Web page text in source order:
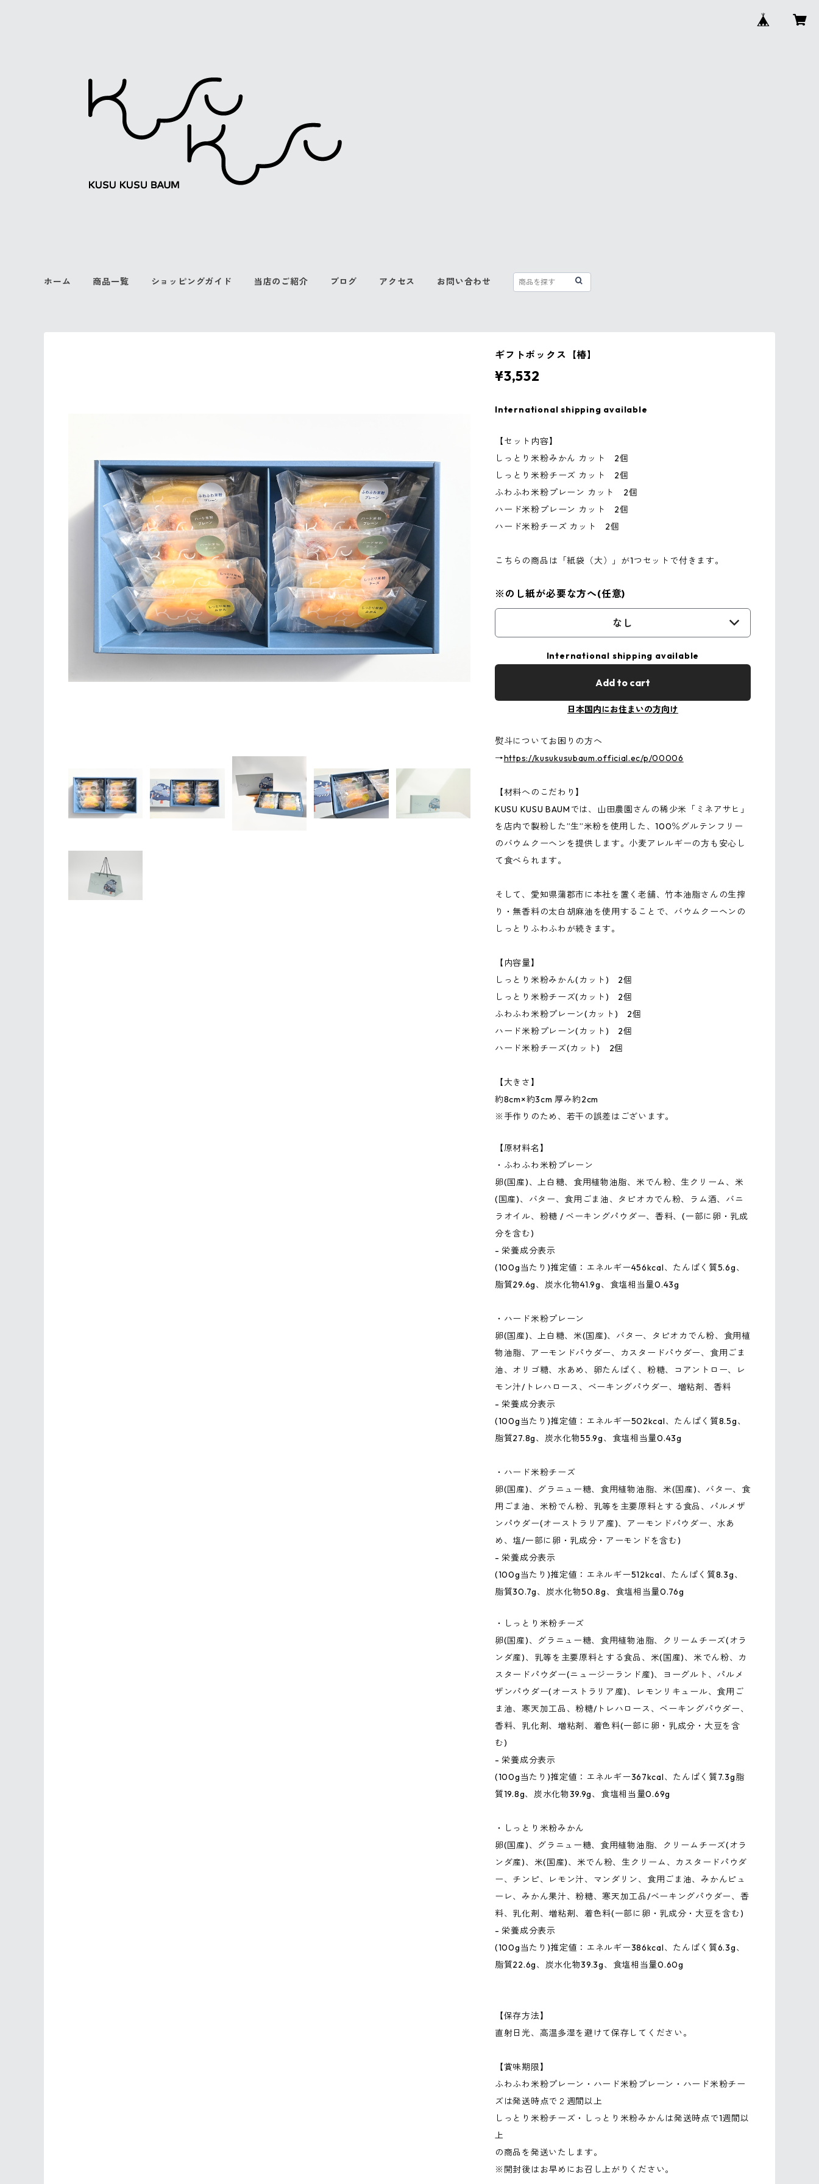
ホーム 商品一覧 ショッピングガイド 当店のご紹介 ブログ アクセス お問い合わせ
ギフトボックス【椿】
¥3,532
International shipping available
【セット内容】
しっとり米粉みかん カット 2個
しっとり米粉チーズ カット 2個
ふわふわ米粉プレーン カット 2個
ハード米粉プレーン カット 2個
ハード米粉チーズ カット 2個
こちらの商品は「紙袋（大）」が1つセットで付きます。
※のし紙が必要な方へ(任意)
なし
International shipping available
Add to cart
日本国内にお住まいの方向け
熨斗についてお困りの方へ
→https://kusukusubaum.official.ec/p/00006
【材料へのこだわり】
KUSU KUSU BAUMでは、山田農園さんの稀少米「ミネアサヒ」
を店内で製粉した”生”米粉を使用した、100％グルテンフリー
のバウムクーヘンを提供します。小麦アレルギーの方も安心し
て食べられます。
そして、愛知県蒲郡市に本社を置く老舗、竹本油脂さんの生搾
り・無香料の太白胡麻油を使用することで、バウムクーヘンの
しっとりふわふわが続きます。
【内容量】
しっとり米粉みかん(カット) 2個
しっとり米粉チーズ(カット) 2個
ふわふわ米粉プレーン(カット) 2個
ハード米粉プレーン(カット) 2個
ハード米粉チーズ(カット) 2個
【大きさ】
約8cm×約3cm 厚み約2cm
※手作りのため、若干の誤差はございます。
【原材料名】
・ふわふわ米粉プレーン
卵(国産)、上白糖、食用植物油脂、米でん粉、生クリーム、米
(国産)、バター、食用ごま油、タピオカでん粉、ラム酒、バニ
ラオイル、粉糖 / ベーキングパウダー、香料、(一部に卵・乳成
分を含む)
- 栄養成分表示
(100g当たり)推定値：エネルギー456kcal、たんぱく質5.6g、
脂質29.6g、炭水化物41.9g、食塩相当量0.43g
・ハード米粉プレーン
卵(国産)、上白糖、米(国産)、バター、タピオカでん粉、食用植
物油脂、アーモンドパウダー、カスタードパウダー、食用ごま
油、オリゴ糖、水あめ、卵たんぱく、粉糖、コアントロー、レ
モン汁/トレハロース、ベーキングパウダー、増粘剤、香料
- 栄養成分表示
(100g当たり)推定値：エネルギー502kcal、たんぱく質8.5g、
脂質27.8g、炭水化物55.9g、食塩相当量0.43g
・ハード米粉チーズ
卵(国産)、グラニュー糖、食用植物油脂、米(国産)、バター、食
用ごま油、米粉でん粉、乳等を主要原料とする食品、パルメザ
ンパウダー(オーストラリア産)、アーモンドパウダー、水あ
め、塩/一部に卵・乳成分・アーモンドを含む)
- 栄養成分表示
(100g当たり)推定値：エネルギー512kcal、たんぱく質8.3g、
脂質30.7g、炭水化物50.8g、食塩相当量0.76g
・しっとり米粉チーズ
卵(国産)、グラニュー糖、食用植物油脂、クリームチーズ(オラ
ンダ産)、乳等を主要原料とする食品、米(国産)、米でん粉、カ
スタードパウダー(ニュージーランド産)、ヨーグルト、パルメ
ザンパウダー(オーストラリア産)、レモンリキュール、食用ご
ま油、寒天加工品、粉糖/トレハロース、ベーキングパウダー、
香料、乳化剤、増粘剤、着色料(一部に卵・乳成分・大豆を含
む)
- 栄養成分表示
(100g当たり)推定値：エネルギー367kcal、たんぱく質7.3g脂
質19.8g、炭水化物39.9g、食塩相当量0.69g
・しっとり米粉みかん
卵(国産)、グラニュー糖、食用植物油脂、クリームチーズ(オラ
ンダ産)、米(国産)、米でん粉、生クリーム、カスタードパウダ
ー、チンピ、レモン汁、マンダリン、食用ごま油、みかんピュ
ーレ、みかん果汁、粉糖、寒天加工品/ベーキングパウダー、香
料、乳化剤、増粘剤、着色料(一部に卵・乳成分・大豆を含む)
- 栄養成分表示
(100g当たり)推定値：エネルギー386kcal、たんぱく質6.3g、
脂質22.6g、炭水化物39.3g、食塩相当量0.60g
【保存方法】
直射日光、高温多湿を避けて保存してください。
【賞味期限】
ふわふわ米粉プレーン・ハード米粉プレーン・ハード米粉チー
ズは発送時点で２週間以上
しっとり米粉チーズ・しっとり米粉みかんは発送時点で1週間以
上
の商品を発送いたします。
※開封後はお早めにお召し上がりください。